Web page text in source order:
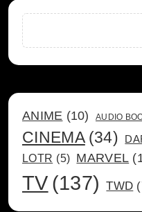
Search
ANIME (10) AUDIO
CINEMA (34)
LOTR (5) MARVEL
TV (137) TWD